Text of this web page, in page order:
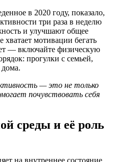
в 2020 году, показало,
три раза в неделю
и улучшают общее
хватает мотивации бегать
— включайте физическую
прогулки с семьей,
— это не только
почувствовать себя
среды и её роль